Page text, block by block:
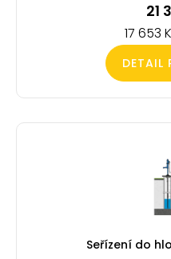
21
17 653
DETAIL
Seřízení do